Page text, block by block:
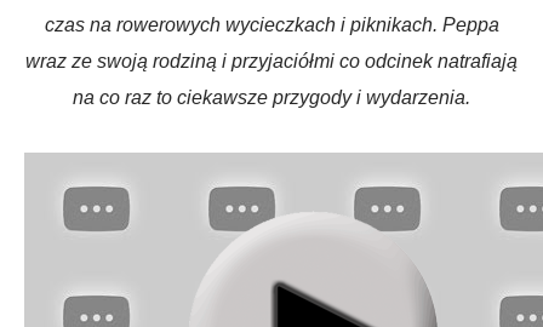
czas na rowerowych wycieczkach i piknikach. Peppa
wraz ze swoją rodziną i przyjaciółmi co odcinek natrafiają
na co raz to ciekawsze przygody i wydarzenia.